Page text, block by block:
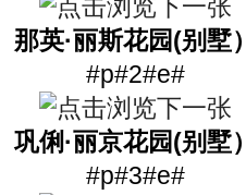
那英·丽斯花园(别墅
#p#2#e#
巩俐·丽京花园(别墅
#p#3#e#